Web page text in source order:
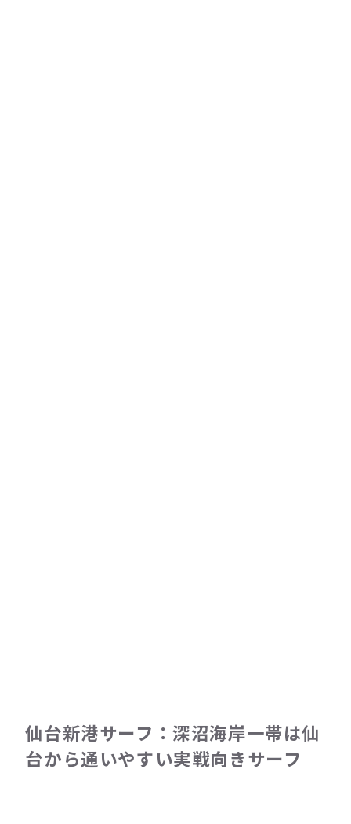
仙台新港サーフ：深沼海岸一帯は仙
台から通いやすい実戦向きサーフ